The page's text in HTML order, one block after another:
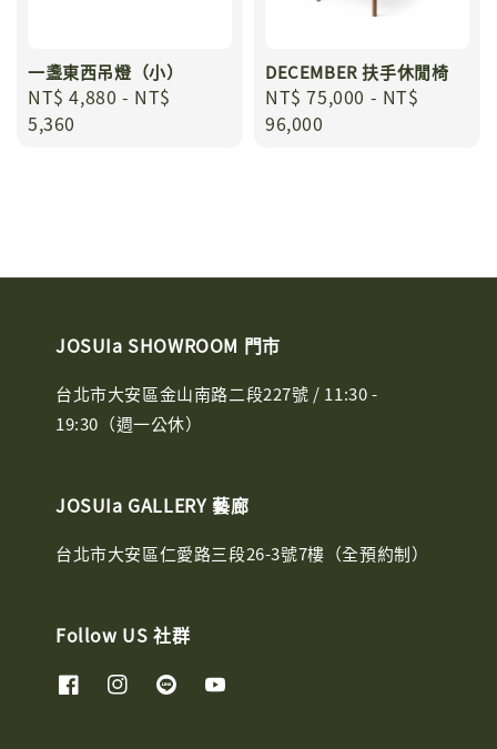
一盞東西吊燈（小）
Regular
price
NT$ 4,880 - NT$
5,360
DECEMBER 扶手休閒椅
Regular
price
NT$ 75,000 - NT$
96,000
JOSUIa SHOWROOM 門市
台北市大安區金山南路二段227號 / 11:30 -
19:30（週一公休）
JOSUIa GALLERY 藝廊
台北市大安區仁愛路三段26-3號7樓（全預約制）
Follow US 社群